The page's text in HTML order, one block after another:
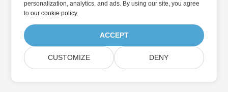
personalization, analytics, and ads. By using our site, you agree
toour cookie policy.
ACCEPT
CUSTOMIZE DENY